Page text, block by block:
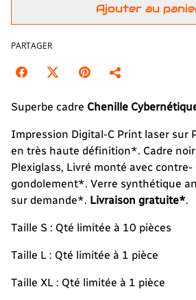
Ajouter au
PARTAGER
Superbe cadre Chenille
Impression Digital-C Print laser sur
en très haute définition*. Cadre noir
Plexiglass, Livré monté avec
gondolement*. Verre synthétique
sur demande*. Livraison gratuite*.
Taille S : Qté limitée à 10 pièces
Taille L : Qté limitée à 1 pièce
Taille XL : Qté limitée à 1 pièce